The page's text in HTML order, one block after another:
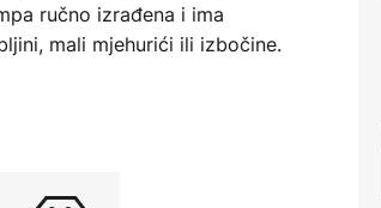
ručno izrađena i ima
mali mjehurići ili izbočine.
lampu kao unikatan, ručno